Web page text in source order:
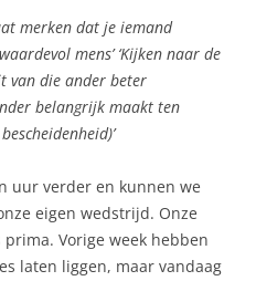
merken dat je iemand
mens’ ‘Kijken naar de
van die ander beter
belangrijk maakt ten
uur verder en kunnen we
eigen wedstrijd. Onze
Vorige week hebben
laten liggen, maar vandaag